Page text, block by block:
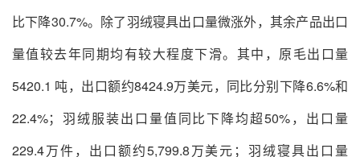
比下降30.7%。除了羽绒寝具出口量微涨外，其余产品出口
量值较去年同期均有较大程度下滑。其中，原毛出口量
5420.1 吨，出口额约8424.9万美元，同比分别下降6.6%和
22.4%；羽绒服装出口量值同比下降均超50%，出口量
229.4万件，出口额约5,799.8万美元；羽绒寝具出口量